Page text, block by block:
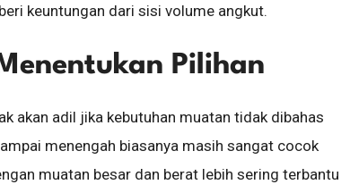
keuntungan dari sisi volume angkut.
Pilihan
akan adil jika kebutuhan muatan tidak dibahas
menengah biasanya masih sangat cocok
muatan besar dan berat lebih sering terbantu